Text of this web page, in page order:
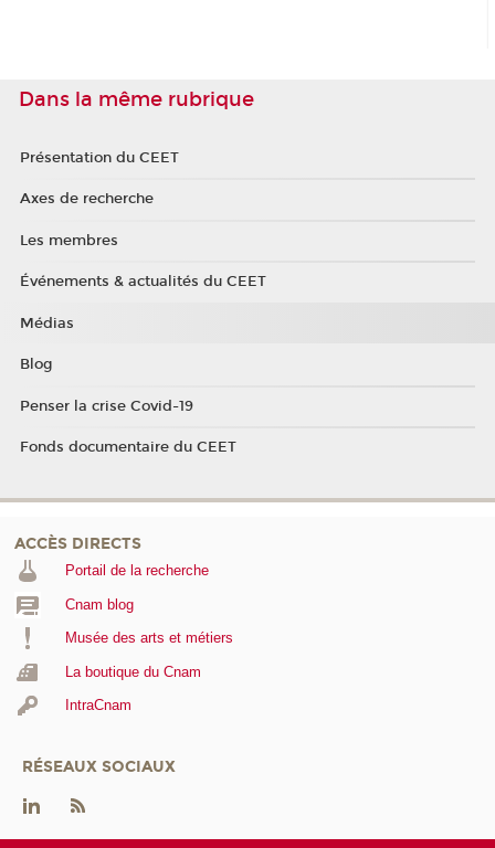
Dans la même rubrique
Présentation du CEET
Axes de recherche
Les membres
Événements & actualités du CEET
Médias
Blog
Penser la crise Covid-19
Fonds documentaire du CEET
ACCÈS DIRECTS
Portail de la recherche
Cnam blog
Musée des arts et métiers
La boutique du Cnam
IntraCnam
RÉSEAUX SOCIAUX